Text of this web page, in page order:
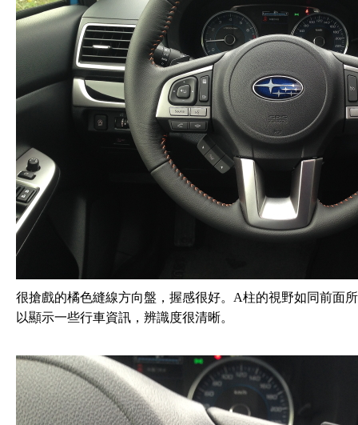
很搶戲的橘色縫線方向盤，握感很好。A柱的視野如同前面
以顯示一些行車資訊，辨識度很清晰。